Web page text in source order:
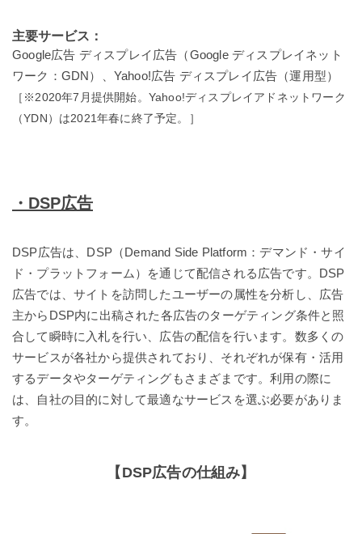
主要サービス：
Google広告 ディスプレイ広告（Google ディスプレイネット
ワーク：GDN）、Yahoo!広告 ディスプレイ広告（運用型）
［※2020年7月提供開始。Yahoo!ディスプレイアドネットワーク
（YDN）は2021年春に終了予定。］
・DSP広告
DSP広告は、DSP（Demand Side Platform：デマンド・サイ
ド・プラットフォーム）を通じて配信される広告です。DSP
広告では、サイトを訪問したユーザーの属性を分析し、広告
主からDSP内に出稿された各広告のターゲティング条件と照
合して瞬時に入札を行い、広告の配信を行います。数多くの
サービスが各社から提供されており、それぞれが保有・活用
するデータやターゲティングもさまざまです。利用の際に
は、自社の目的に対して最適なサービスを選ぶ必要がありま
す。
【DSP広告の仕組み】